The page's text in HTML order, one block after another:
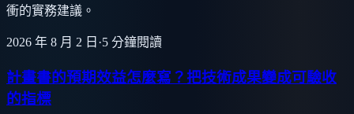
衝的實務建議。
2026 年 8 月 2 日 ·5 分鐘閱讀
計畫書的預期效益怎麼寫？把技術成果變成可驗收
的指標